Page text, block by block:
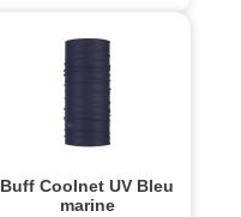
Buff Coolnet UV Bleu
marine